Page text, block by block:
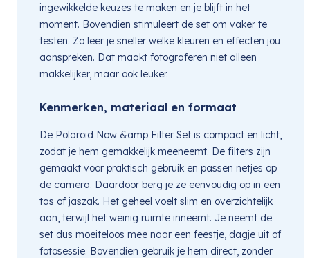
ingewikkelde keuzes te maken en je blijft in het
moment. Bovendien stimuleert de set om vaker te
testen. Zo leer je sneller welke kleuren en effecten jou
aanspreken. Dat maakt fotograferen niet alleen
makkelijker, maar ook leuker.
Kenmerken, materiaal en formaat
De Polaroid Now &amp Filter Set is compact en licht,
zodat je hem gemakkelijk meeneemt. De filters zijn
gemaakt voor praktisch gebruik en passen netjes op
de camera. Daardoor berg je ze eenvoudig op in een
tas of jaszak. Het geheel voelt slim en overzichtelijk
aan, terwijl het weinig ruimte inneemt. Je neemt de
set dus moeiteloos mee naar een feestje, dagje uit of
fotosessie. Bovendien gebruik je hem direct, zonder